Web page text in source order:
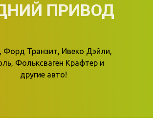
ПРИВОД
Форд Транзит, Ивеко Дэйли,
Фольксваген Крафтер и
другие авто!